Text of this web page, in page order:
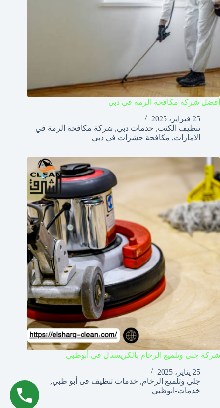
أفضل شركة مكافحة الرمة في دبي
25 فبراير، 2025
تنظيف الكنب, خدمات دبي, شركة مكافحة الرمة في
الامارات, مكافحة حشرات فى دبي
شركة جلى وتلميع الرخام بالكريستال في أبوظبي
25 يناير، 2025
جلي وتلميع الرخام, خدمات تنظيف فى أبو ظبي,
خدمات-ابوظبي